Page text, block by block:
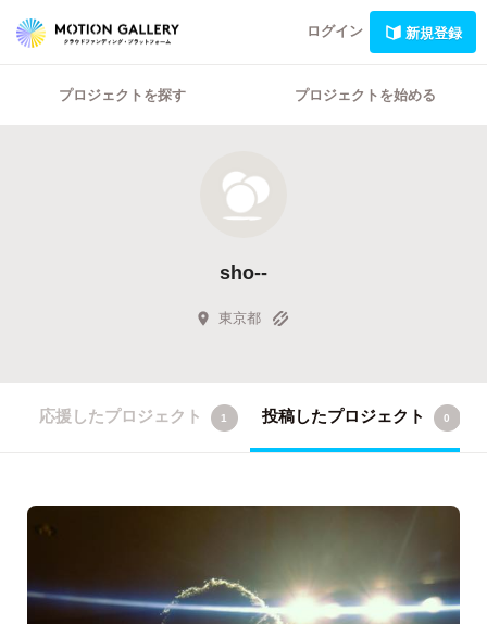
ログイン 新規登録
プロジェクトを探す プロジェクトを始める
sho--
東京都
応援したプロジェクト 1 投稿したプロジェクト 0